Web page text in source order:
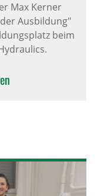
Max Kerner
Ausbildung"
beim